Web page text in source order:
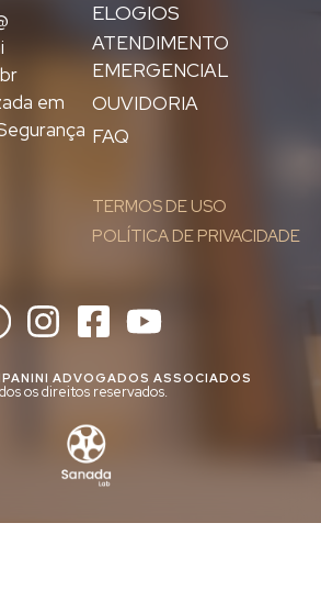
ELOGIOS
ATENDIMENTO
EMERGENCIAL
OUVIDORIA
FAQ
TERMOS DE USO
POLÍTICA DE PRIVACIDADE
em
ADVOGADOS ASSOCIADOS
os direitos reservados.